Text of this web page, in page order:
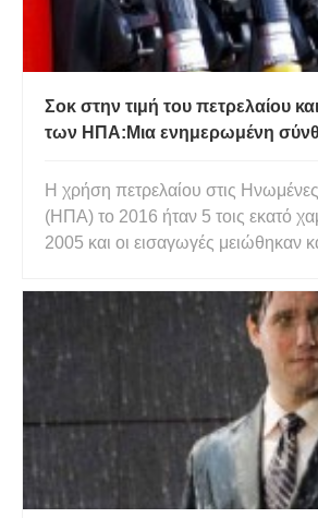
Σοκ στην τιμή του πετρελαίου
των ΗΠΑ:Μια ενημερωμένη
Η χρήση πετρελαίου στις Ηνωμένες
(ΗΠΑ) το 2016 ήταν 5 τοις εκατό
2005 και οι εισαγωγές μειώθηκαν
εξακολουθεί να αντιπροσωπεύει το
όλων των καυσίμων μεταφορών στις
διαθέσιμες εμπειρικές εκτ